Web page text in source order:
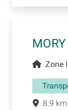
Zone
8.9